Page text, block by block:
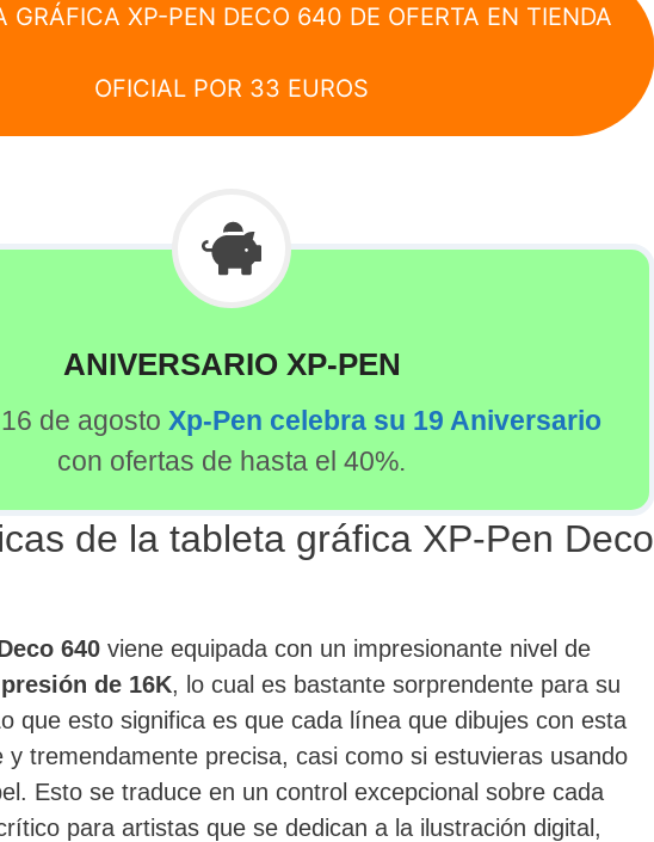
GRÁFICA XP-PEN DECO 640 DE OFERTA EN TIENDA
OFICIAL POR 33 EUROS
ANIVERSARIO XP-PEN
de agosto Xp-Pen celebra su 19 Aniversario
con ofertas de hasta el 40%.
de la tableta gráfica XP-Pen Deco
640 viene equipada con un impresionante nivel de
de 16K, lo cual es bastante sorprendente para su
que esto significa es que cada línea que dibujes con esta
y tremendamente precisa, casi como si estuvieras usando
Esto se traduce en un control excepcional sobre cada
para artistas que se dedican a la ilustración digital,